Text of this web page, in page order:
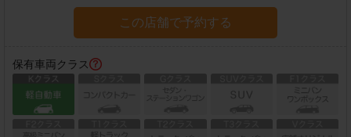
この店舗で予約する
保有車両クラス